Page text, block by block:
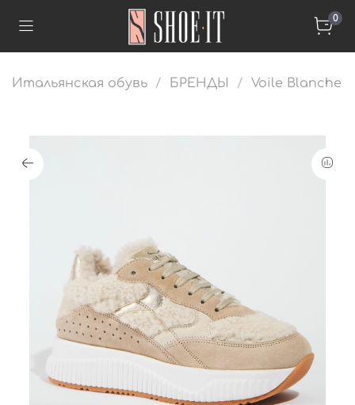
0
Итальянская обувь БРЕНДЫ Voile Blanche